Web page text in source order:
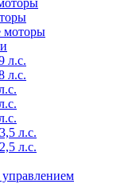
моторы
л.с.
л.с.
л.с.
л.с.